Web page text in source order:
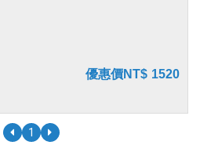
優惠價NT$ 1520
1